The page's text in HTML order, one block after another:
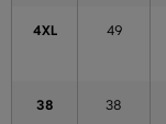
4XL 49
38 38